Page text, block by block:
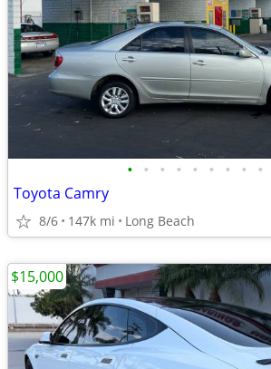
• • • • • • • • •
Toyota Camry
8/6 147k mi Long Beach
$15,000